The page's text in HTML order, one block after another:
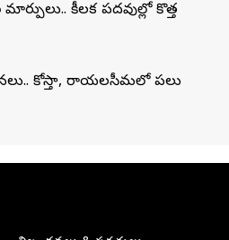
కీలక పదవుల్లో కొత్త
కోస్తా, రాయలసీమలో పలు